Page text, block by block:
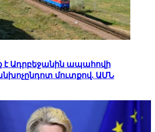
է Ադրբեջանին ապահովի
մուտքով. ԱՄՆ